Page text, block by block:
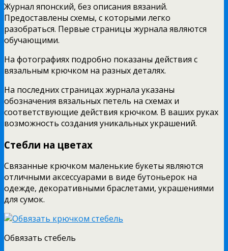
Журнал японский, без описания вязаний.
Предоставлены схемы, с которыми легко
разобраться. Первые страницы журнала являются
обучающими.
На фотографиях подробно показаны действия с
вязальным крючком на разных деталях.
На последних страницах журнала указаны
обозначения вязальных петель на схемах и
соответствующие действия крючком. В ваших руках
возможность создания уникальных украшений.
Стебли на цветах
Связанные крючком маленькие букеты являются
отличными аксессуарами в виде бутоньерок на
одежде, декоративными браслетами, украшениями
для сумок.
Обвязать стебель